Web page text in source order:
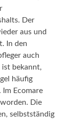
Der
aus und
In den
auch
ist bekannt,
häufig
Ecomare
Die
selbstständig